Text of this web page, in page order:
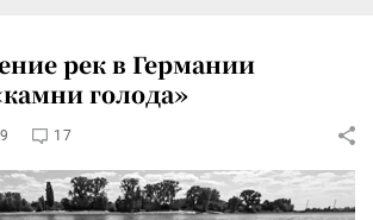
рек в Германии
голода»
17